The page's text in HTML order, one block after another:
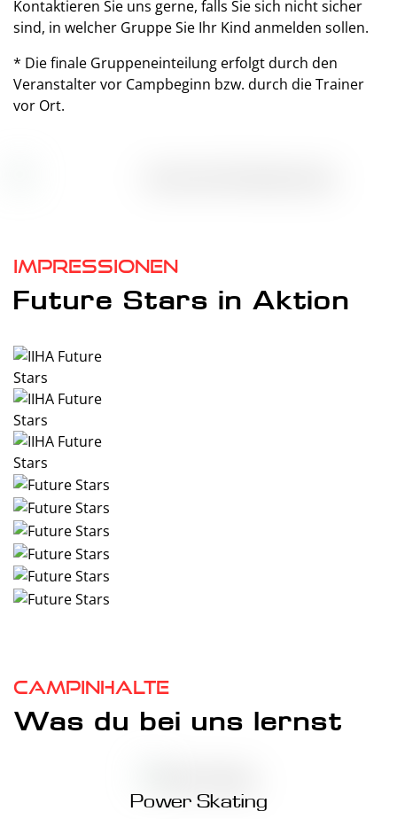
Kontaktieren Sie uns gerne, falls Sie sich nicht sicher
sind, in welcher Gruppe Sie Ihr Kind anmelden sollen.
* Die finale Gruppeneinteilung erfolgt durch den
Veranstalter vor Campbeginn bzw. durch die Trainer
vor Ort.
Impressionen
Future Stars in Aktion
Campinhalte
Was du bei uns lernst
Power Skating